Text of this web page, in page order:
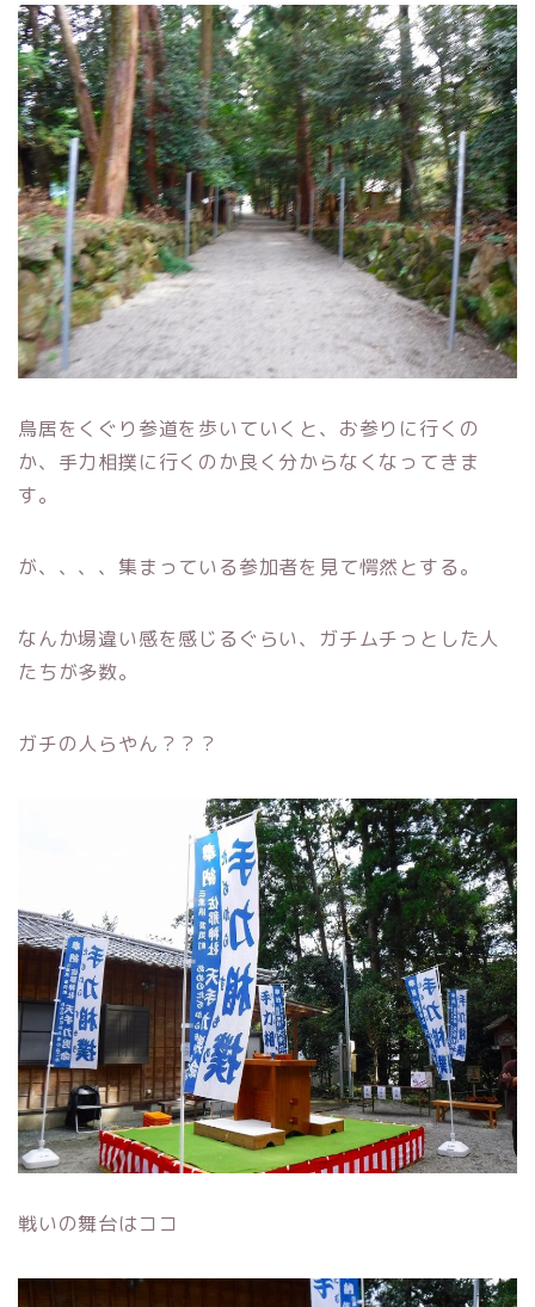
鳥居をくぐり参道を歩いていくと、お参りに行くの
か、手力相撲に行くのか良く分からなくなってきま
す。
が、、、、集まっている参加者を見て愕然とする。
なんか場違い感を感じるぐらい、ガチムチっとした人
たちが多数。
ガチの人らやん？？？
戦いの舞台はココ